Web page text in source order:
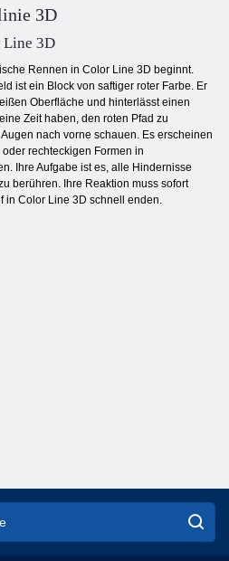
3D
Line 3D
Rennen in Color Line 3D beginnt.
ist ein Block von saftiger roter Farbe. Er
Oberfläche und hinterlässt einen
Zeit haben, den roten Pfad zu
nach vorne schauen. Es erscheinen
rechteckigen Formen in
Ihre Aufgabe ist es, alle Hindernisse
berühren. Ihre Reaktion muss sofort
in Color Line 3D schnell enden.